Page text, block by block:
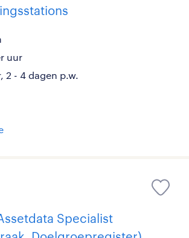
uur
2 - 4 dagen p.w.
Specialist